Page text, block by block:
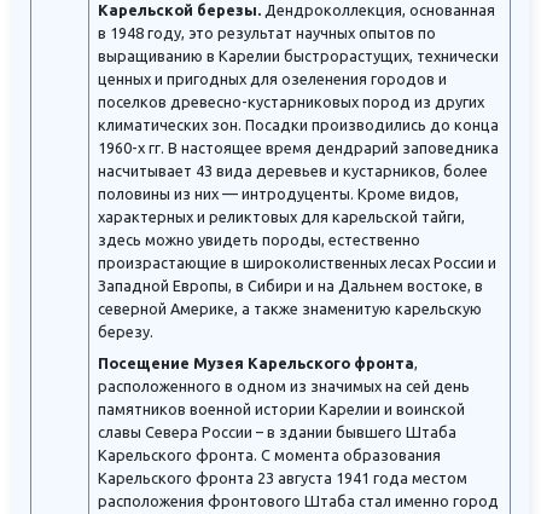
Карельской березы. Дендроколлекция, основанная
в 1948 году, это результат научных опытов по
выращиванию в Карелии быстрорастущих, технически
ценных и пригодных для озеленения городов и
поселков древесно-кустарниковых пород из других
климатических зон. Посадки производились до конца
1960-х гг. В настоящее время дендрарий заповедника
насчитывает 43 вида деревьев и кустарников, более
половины из них — интродуценты. Кроме видов,
характерных и реликтовых для карельской тайги,
здесь можно увидеть породы, естественно
произрастающие в широколиственных лесах России и
Западной Европы, в Сибири и на Дальнем востоке, в
северной Америке, а также знаменитую карельскую
березу.
Посещение Музея Карельского фронта,
расположенного в одном из значимых на сей день
памятников военной истории Карелии и воинской
славы Севера России – в здании бывшего Штаба
Карельского фронта. С момента образования
Карельского фронта 23 августа 1941 года местом
расположения фронтового Штаба стал именно город